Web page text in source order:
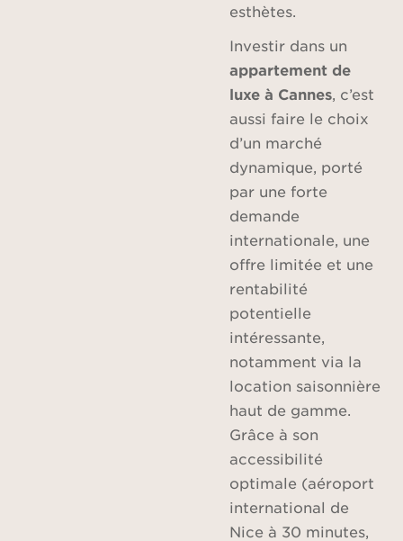
esthètes.
Investir dans un
appartement de
luxe à Cannes , c’est
aussi faire le choix
d’un marché
dynamique, porté
par une forte
demande
internationale, une
offre limitée et une
rentabilité
potentielle
intéressante,
notamment via la
location saisonnière
haut de gamme.
Grâce à son
accessibilité
optimale (aéroport
international de
Nice à 30 minutes,